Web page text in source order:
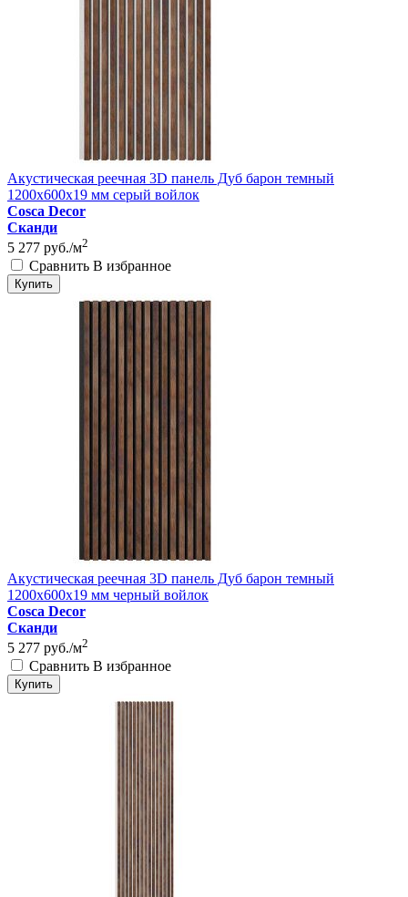
Акустическая реечная 3D панель Дуб барон темный
1200x600x19 мм серый войлок
Cosca Decor
Сканди
5 277 руб./м2
Сравнить В избранное
Купить
Акустическая реечная 3D панель Дуб барон темный
1200x600x19 мм черный войлок
Cosca Decor
Сканди
5 277 руб./м2
Сравнить В избранное
Купить